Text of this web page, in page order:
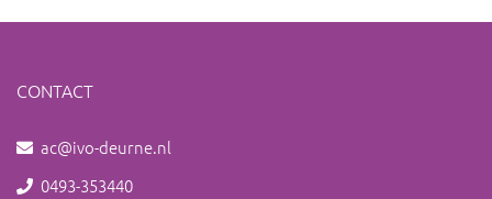
CONTACT
ac@ivo-deurne.nl
0493-353440